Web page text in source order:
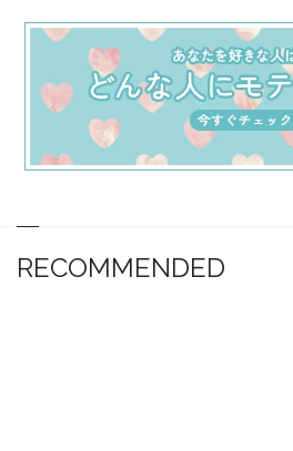
RECOMMENDED